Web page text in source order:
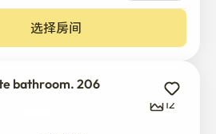
选择房间
bathroom. 206
12